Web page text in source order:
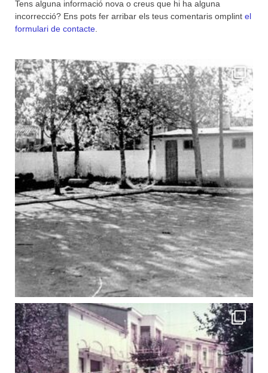
Tens alguna informació nova o creus que hi ha alguna
incorrecció? Ens pots fer arribar els teus comentaris omplint el
formulari de contacte.